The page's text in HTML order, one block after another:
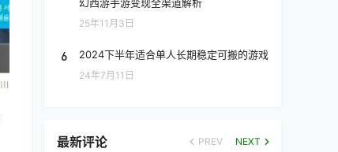
25年11月3日
6 2024下半年适合单人长期稳定可搬的游戏
24年7月11日
最新评论 PREV NEXT